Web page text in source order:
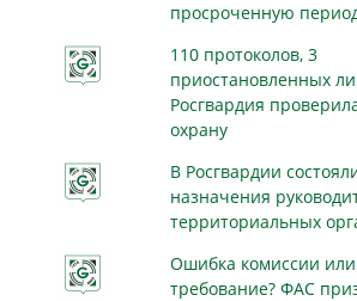
просроченную
110 протоколов, 3
приостановленных
Росгвардия
охрану
В Росгвардии
назначения
территориальных
Ошибка комиссии
требование? ФАС